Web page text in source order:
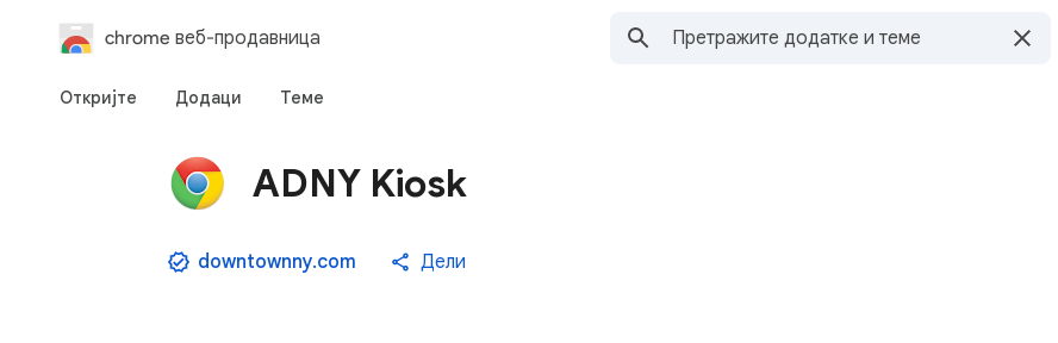
chrome веб-продавница
Откријте Додаци Теме
ADNY Kiosk
downtownny.com Дели